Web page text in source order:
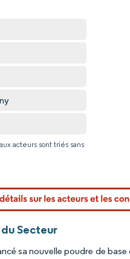
acteurs sont triés sans
Secteur
sa nouvelle poudre de